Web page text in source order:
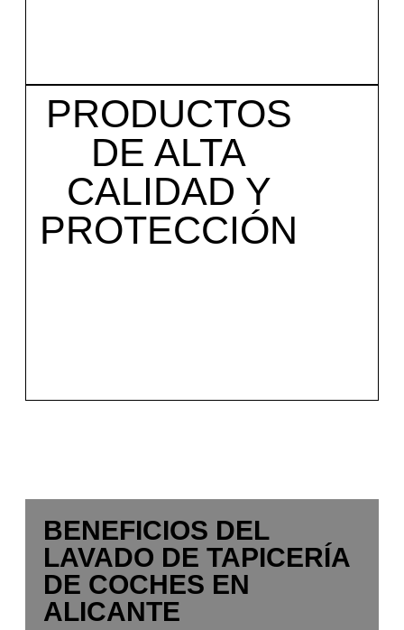
PRODUCTOS
DE ALTA
CALIDAD Y
PROTECCIÓN
BENEFICIOS DEL
LAVADO DE TAPICERÍA
DE COCHES EN
ALICANTE